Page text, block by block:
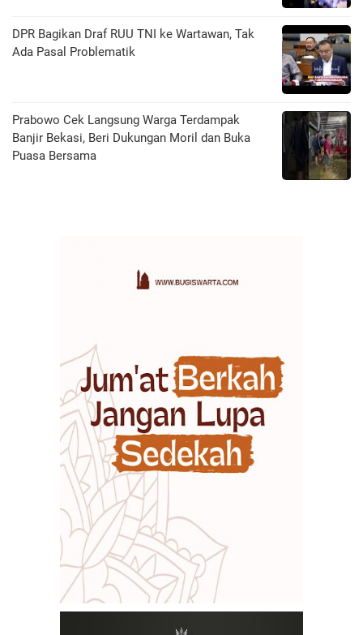
DPR Bagikan Draf RUU TNI ke Wartawan, Tak
Ada Pasal Problematik
Prabowo Cek Langsung Warga Terdampak
Banjir Bekasi, Beri Dukungan Moril dan Buka
Puasa Bersama